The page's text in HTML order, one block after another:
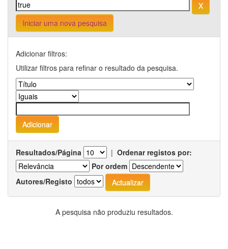
Iniciar uma nova pesquisa
Adicionar filtros:
Utilizar filtros para refinar o resultado da pesquisa.
Resultados/Página | Ordenar registos por:
Por ordem
Autores/Registo
A pesquisa não produziu resultados.